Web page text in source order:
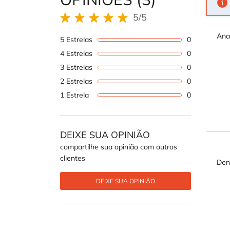
5 out of 5 stars. 5/5
5 Estrelas 0 1 review
4 Estrelas
0
3 Estrelas
0
2 Estrelas
0
1 Estrela
0
DEIXE SUA OPINIÃO
compartilhe sua opinião com outros
clientes
DEIXE SUA OPINIÃO